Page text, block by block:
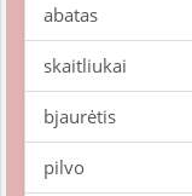
abatas
skaitliukai
bjaurėtis
pilvo